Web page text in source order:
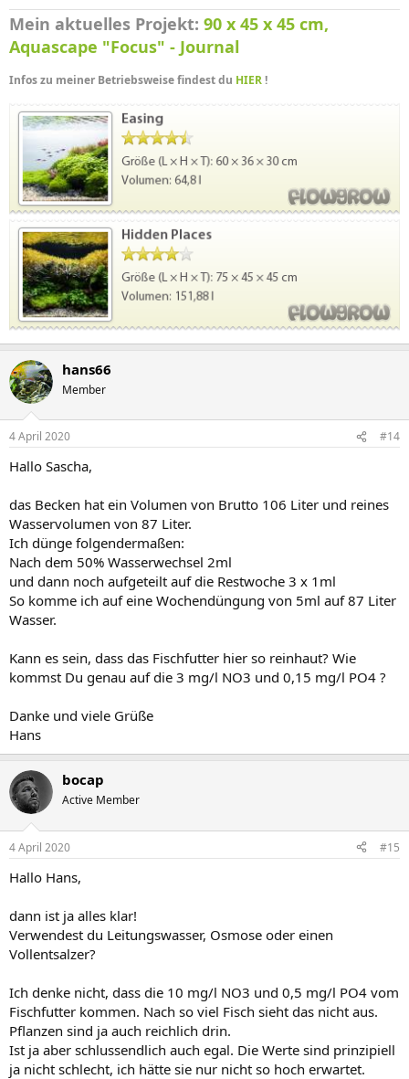
Mein aktuelles Projekt: 90 x 45 x 45 cm,
Aquascape "Focus" - Journal
Infos zu meiner Betriebsweise findest du HIER!
hans66
Member
4 April 2020 #14
Hallo Sascha,
das Becken hat ein Volumen von Brutto 106 Liter und reines
Wasservolumen von 87 Liter.
Ich dünge folgendermaßen:
Nach dem 50% Wasserwechsel 2ml
und dann noch aufgeteilt auf die Restwoche 3 x 1ml
So komme ich auf eine Wochendüngung von 5ml auf 87 Liter
Wasser.
Kann es sein, dass das Fischfutter hier so reinhaut? Wie
kommst Du genau auf die 3 mg/l NO3 und 0,15 mg/l PO4 ?
Danke und viele Grüße
Hans
bocap
Active Member
4 April 2020 #15
Hallo Hans,
dann ist ja alles klar!
Verwendest du Leitungswasser, Osmose oder einen
Vollentsalzer?
Ich denke nicht, dass die 10 mg/l NO3 und 0,5 mg/l PO4 vom
Fischfutter kommen. Nach so viel Fisch sieht das nicht aus.
Pflanzen sind ja auch reichlich drin.
Ist ja aber schlussendlich auch egal. Die Werte sind prinzipiell
ja nicht schlecht, ich hätte sie nur nicht so hoch erwartet.